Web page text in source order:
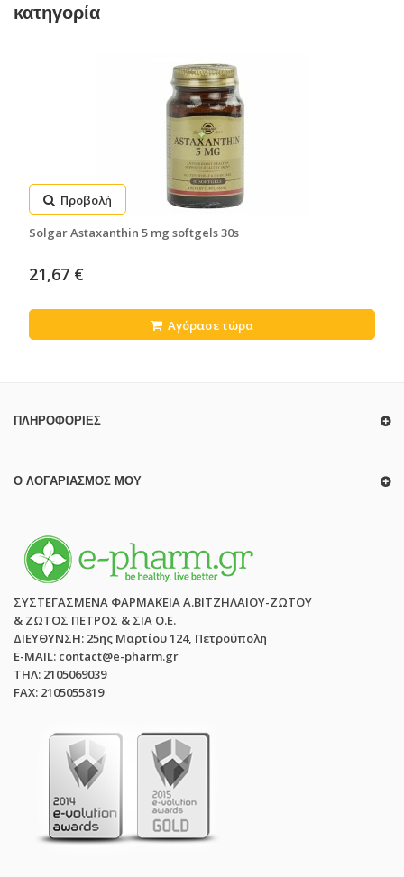
κατηγορία
Προβολή
Solgar Astaxanthin 5 mg softgels 30s
21,67 €
Αγόρασε τώρα
ΠΛΗΡΟΦΟΡΊΕΣ
Ο ΛΟΓΑΡΙΑΣΜΌΣ ΜΟΥ
ΣΥΣΤΕΓΑΣΜΕΝΑ ΦΑΡΜΑΚΕΙΑ Α.ΒΙΤΖΗΛΑΙΟΥ-ΖΩΤΟΥ
& ΖΩΤΟΣ ΠΕΤΡΟΣ & ΣΙΑ Ο.Ε.
ΔΙΕΥΘΥΝΣΗ: 25ης Μαρτίου 124, Πετρούπολη
E-MAIL: contact@e-pharm.gr
ΤΗΛ: 2105069039
FAX: 2105055819